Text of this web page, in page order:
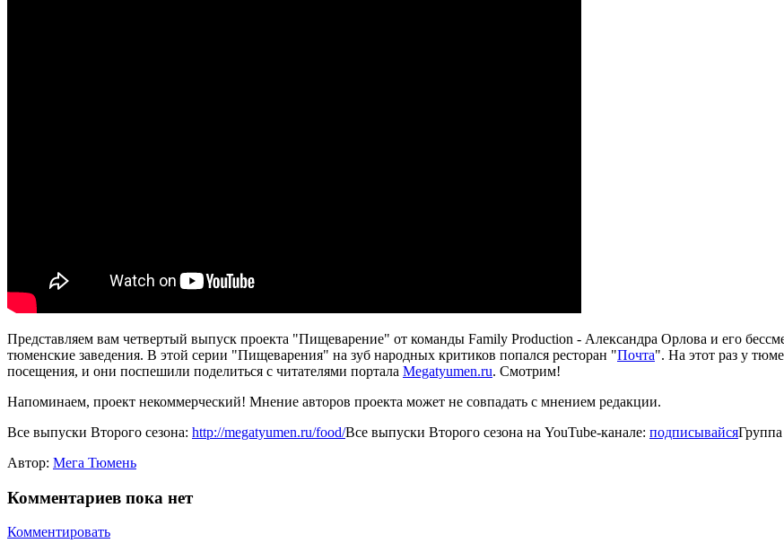
Представляем вам четвертый выпуск проекта "Пищеварение" от команды Family Production - Александра Орлова и его
тюменские заведения. В этой серии "Пищеварения" на зуб народных критиков попался ресторан "Почта". На этот раз у
посещения, и они поспешили поделиться с читателями портала Megatyumen.ru. Смотрим!
Напоминаем, проект некоммерческий! Мнение авторов проекта может не совпадать с мнением редакции.
Все выпуски Второго сезона: http://megatyumen.ru/food/Все выпуски Второго сезона на YouTube-канале: подписывайся
Автор: Мега Тюмень
Комментариев пока нет
Комментировать